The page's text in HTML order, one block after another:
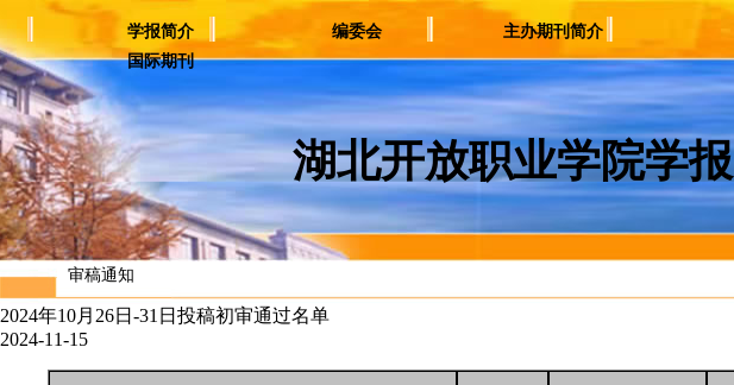
学报简介 编委会
主办期刊简介
国际期刊
湖北开放职业学院学报
2024年10月26日-31日投稿初审通过名单
2024-11-15
审稿通知